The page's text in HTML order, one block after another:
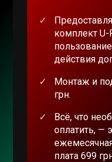
комплект
действия
Монтаж и
грн.
Всё, что
оплатить, —
плата 699